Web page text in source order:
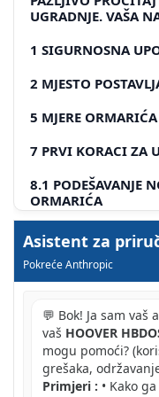
UGRADNJE. VAŠA
1 SIGURNOSNA
2 MJESTO
5 MJERE ORMARIĆA
7 PRVI KORACI ZA
8.1 PODEŠAVANJE
ORMARIĆA
8.2 PROVJERA
UNUTAR
8.3 POSTAVLJANJE
8.4 BUŠENJE
ŠARKI
8.5 BUŠENJE
Asistent za
Pokreće Anthropic
💬 Bok! Ja sam
vaš HOOVER
mogu pomoći?
grešaka,
Primjeri : • Kako